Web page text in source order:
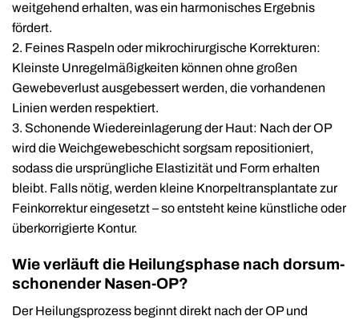
weitgehend erhalten, was ein harmonisches Ergebnis
fördert.
2. Feines Raspeln oder mikrochirurgische Korrekturen:
Kleinste Unregelmäßigkeiten können ohne großen
Gewebeverlust ausgebessert werden, die vorhandenen
Linien werden respektiert.
3. Schonende Wiedereinlagerung der Haut: Nach der OP
wird die Weichgewebeschicht sorgsam repositioniert,
sodass die ursprüngliche Elastizität und Form erhalten
bleibt. Falls nötig, werden kleine Knorpeltransplantate zur
Feinkorrektur eingesetzt – so entsteht keine künstliche oder
überkorrigierte Kontur.
Wie verläuft die Heilungsphase nach dorsum-
schonender Nasen-OP?
Der Heilungsprozess beginnt direkt nach der OP und